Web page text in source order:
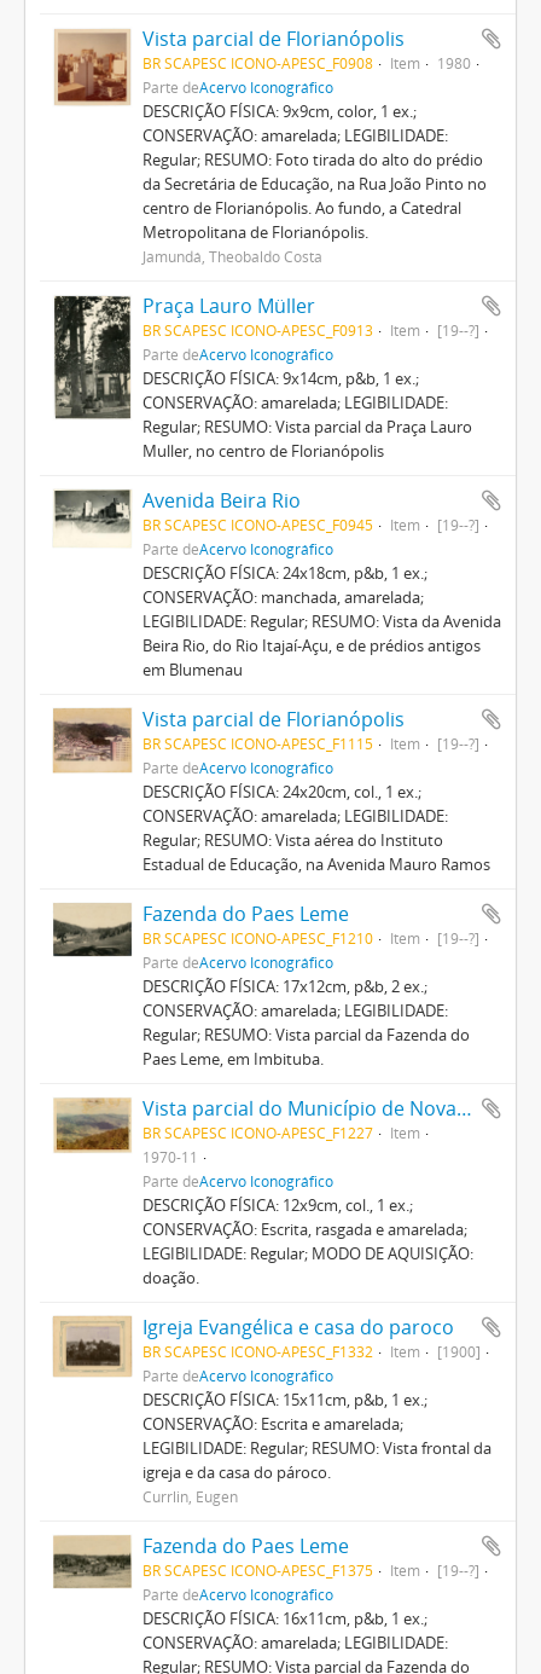
Vista parcial de Florianópolis
BR SCAPESC ICONO-APESC_F0908 Item
1980
Parte deAcervo Iconográfico
DESCRIÇÃO FÍSICA: 9x9cm, color, 1 ex.;
CONSERVAÇÃO: amarelada; LEGIBILIDADE:
Regular; RESUMO: Foto tirada do alto do prédio
da Secretária de Educação, na Rua João Pinto no
centro de Florianópolis. Ao fundo, a Catedral
Metropolitana de Florianópolis.
Jamundá, Theobaldo Costa
Praça Lauro Müller
BR SCAPESC ICONO-APESC_F0913 Item
[19--?]
Parte deAcervo Iconográfico
DESCRIÇÃO FÍSICA: 9x14cm, p&b, 1 ex.;
CONSERVAÇÃO: amarelada; LEGIBILIDADE:
Regular; RESUMO: Vista parcial da Praça Lauro
Muller, no centro de Florianópolis
Avenida Beira Rio
BR SCAPESC ICONO-APESC_F0945 Item
[19--?]
Parte deAcervo Iconográfico
DESCRIÇÃO FÍSICA: 24x18cm, p&b, 1 ex.;
CONSERVAÇÃO: manchada, amarelada;
LEGIBILIDADE: Regular; RESUMO: Vista da Avenida
Beira Rio, do Rio Itajaí-Açu, e de prédios antigos
em Blumenau
Vista parcial de Florianópolis
BR SCAPESC ICONO-APESC_F1115 Item
[19--?]
Parte deAcervo Iconográfico
DESCRIÇÃO FÍSICA: 24x20cm, col., 1 ex.;
CONSERVAÇÃO: amarelada; LEGIBILIDADE:
Regular; RESUMO: Vista aérea do Instituto
Estadual de Educação, na Avenida Mauro Ramos
Fazenda do Paes Leme
BR SCAPESC ICONO-APESC_F1210 Item
[19--?]
Parte deAcervo Iconográfico
DESCRIÇÃO FÍSICA: 17x12cm, p&b, 2 ex.;
CONSERVAÇÃO: amarelada; LEGIBILIDADE:
Regular; RESUMO: Vista parcial da Fazenda do
Paes Leme, em Imbituba.
Vista parcial do Município de Nova Trento
BR SCAPESC ICONO-APESC_F1227
Item
1970-11
Parte deAcervo Iconográfico
DESCRIÇÃO FÍSICA: 12x9cm, col., 1 ex.;
CONSERVAÇÃO: Escrita, rasgada e amarelada;
LEGIBILIDADE: Regular; MODO DE AQUISIÇÃO:
doação.
Igreja Evangélica e casa do paroco
BR SCAPESC ICONO-APESC_F1332 Item
[1900]
Parte deAcervo Iconográfico
DESCRIÇÃO FÍSICA: 15x11cm, p&b, 1 ex.;
CONSERVAÇÃO: Escrita e amarelada;
LEGIBILIDADE: Regular; RESUMO: Vista frontal da
igreja e da casa do pároco.
Currlin, Eugen
Fazenda do Paes Leme
BR SCAPESC ICONO-APESC_F1375 Item
[19--?]
Parte deAcervo Iconográfico
DESCRIÇÃO FÍSICA: 16x11cm, p&b, 1 ex.;
CONSERVAÇÃO: amarelada; LEGIBILIDADE:
Regular; RESUMO: Vista parcial da Fazenda do